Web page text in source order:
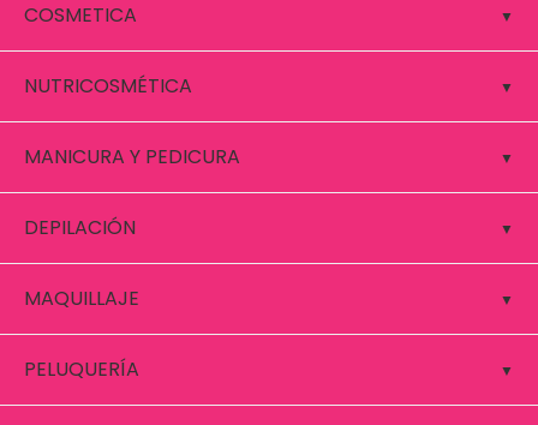
COSMETICA
NUTRICOSMÉTICA
MANICURA Y PEDICURA
DEPILACIÓN
MAQUILLAJE
PELUQUERÍA